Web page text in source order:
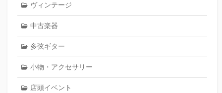
ヴィンテージ
中古楽器
多弦ギター
小物・アクセサリー
店頭イベント